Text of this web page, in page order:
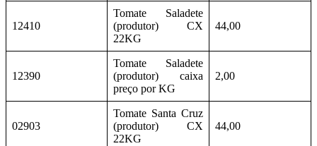
12410
Tomate Saladete
(produtor) CX
22KG
44,00
12390
Tomate Saladete
(produtor) caixa
preço por KG
2,00
02903
Tomate Santa Cruz
(produtor) CX
22KG
44,00